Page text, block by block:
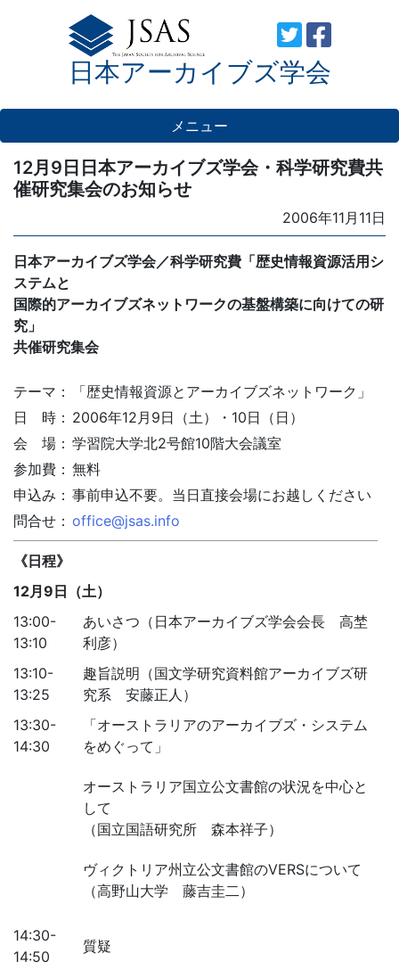
日本アーカイブズ学会
メニュー
12月9日日本アーカイブズ学会・科学研究費共
催研究集会のお知らせ
Posted
on
2006年11月11日
日本アーカイブズ学会／科学研究費「歴史情報資源活用シ
ステムと
国際的アーカイブズネットワークの基盤構築に向けての研
究」
共催研究集会
テーマ：
「歴史情報資源とアーカイブズネットワーク」
日 時： 2006年12月9日（土）・10日（日）
会 場： 学習院大学北2号館10階大会議室
参加費： 無料
申込み： 事前申込不要。当日直接会場にお越しください
問合せ： office@jsas.info
《日程》
12月9日（土）
13:00-
13:10
あいさつ（日本アーカイブズ学会会長 高埜
利彦）
13:10-
13:25
趣旨説明（国文学研究資料館アーカイブズ研
究系 安藤正人）
13:30-
14:30
「オーストラリアのアーカイブズ・システム
をめぐって」
オーストラリア国立公文書館の状況を中心と
して
（国立国語研究所 森本祥子）
ヴィクトリア州立公文書館のVERSについて
（高野山大学 藤吉圭二）
14:30-
14:50
質疑